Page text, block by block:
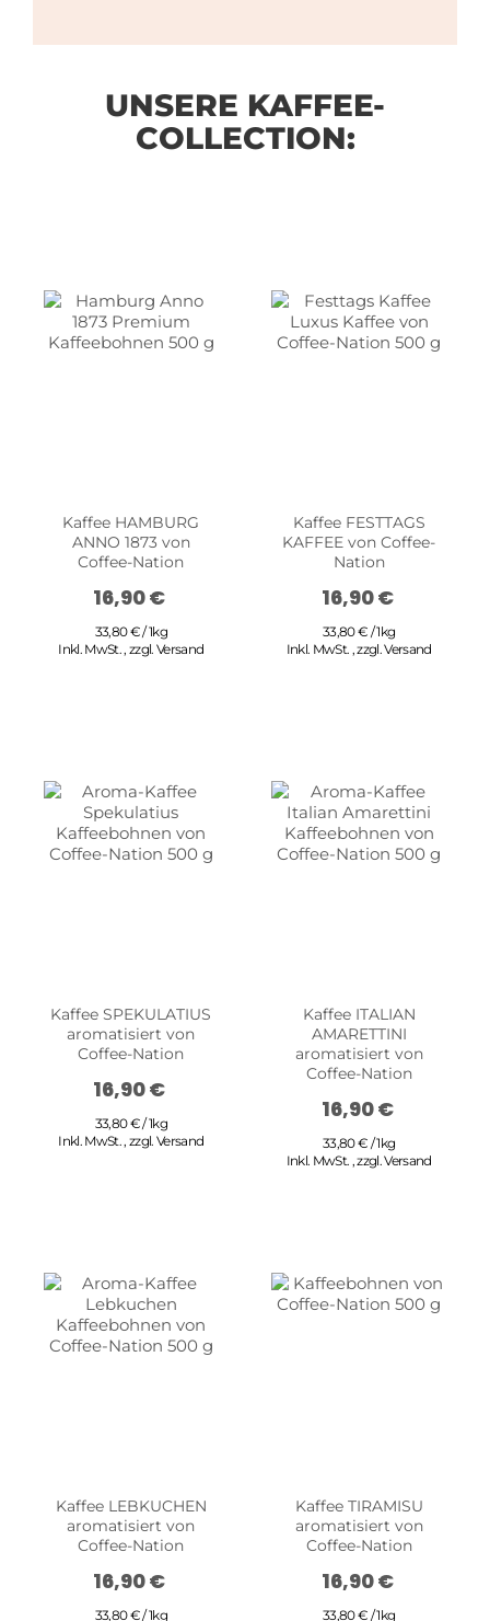
UNSERE KAFFEE-
COLLECTION:
Kaffee HAMBURG
ANNO 1873 von
Coffee-Nation
16,90 €
33,80 € / 1kg
Inkl. MwSt.,zzgl.Versand
Kaffee FESTTAGS
KAFFEE von Coffee-
Nation
16,90 €
33,80 € / 1kg
Inkl. MwSt. ,zzgl.Versand
Kaffee SPEKULATIUS
aromatisiert von
Coffee-Nation
16,90 €
33,80 € / 1kg
Inkl. MwSt.,zzgl.Versand
Kaffee ITALIAN
AMARETTINI
aromatisiert von
Coffee-Nation
16,90 €
33,80 € / 1kg
Inkl. MwSt. ,zzgl.Versand
Kaffee LEBKUCHEN
aromatisiert von
Coffee-Nation
16,90 €
33,80 € / 1kg
Kaffee TIRAMISU
aromatisiert von
Coffee-Nation
16,90 €
33,80 € / 1kg